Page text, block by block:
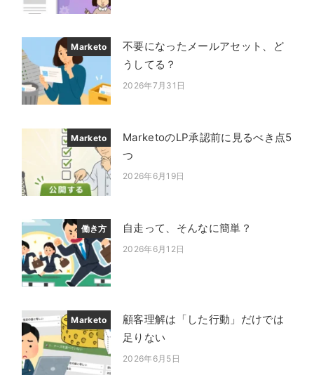
Marketo
不要になったメールアセット、ど
うしてる？
投稿日
2026年7月31日
Marketo
MarketoのLP承認前に見るべき点5
つ
投稿日
2026年6月19日
働き方 自走って、そんなに簡単？
投稿日
2026年6月12日
Marketo
顧客理解は「した行動」だけでは
足りない
投稿日
2026年6月5日